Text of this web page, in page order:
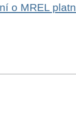
o MREL